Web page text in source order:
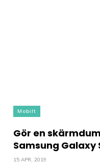
Mobilt
Gör en
Samsung Galaxy
15 APR, 2019